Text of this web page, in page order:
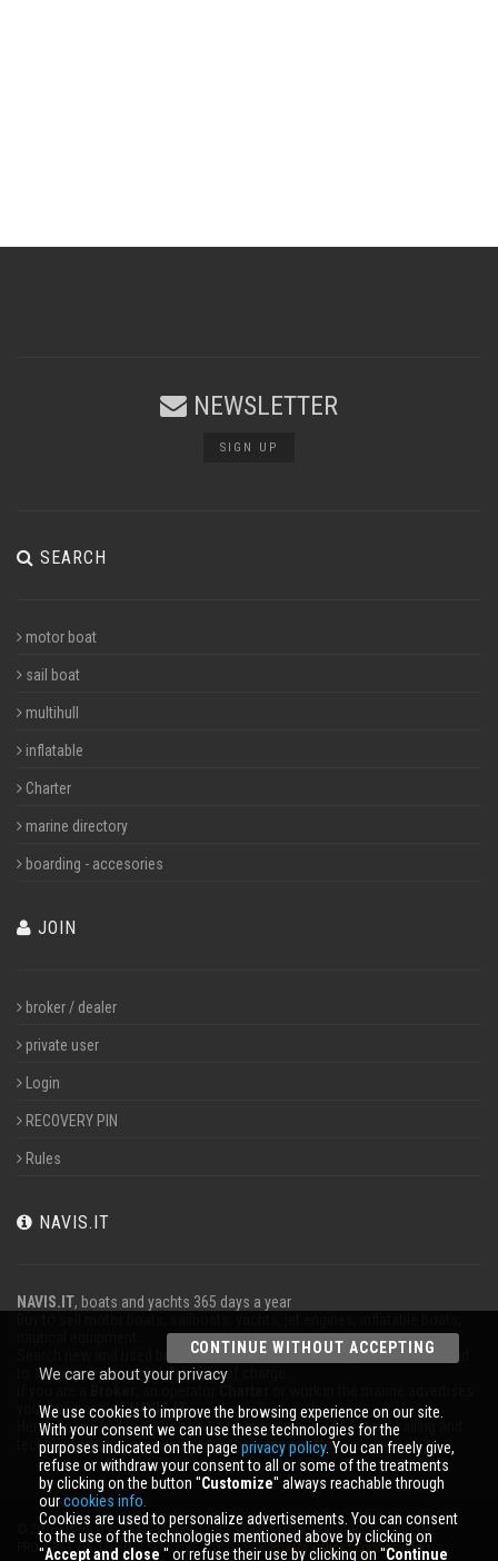
NEWSLETTER
SIGN UP
SEARCH
motor boat
sail boat
multihull
inflatable
Charter
marine directory
boarding - accesories
JOIN
broker / dealer
private user
Login
RECOVERY PIN
Rules
NAVIS.IT
NAVIS.IT, boats and yachts 365 days a year
Search new and used boats in our database or even post a classified ad
to sell your boat completely free of charge.
your business onNAVIS.IT.
Here you will find the latest news from the world of boating, sailing and
technical articles; stay updated with our newsletter.
© 2026 NAVIS.IT® TRADEMARKS, LOGOS TRADEMARKS AND BRANDS ARE THE
PROPERTY OF THEIR RESPECTIVE OWNERS. |Privacy policy|Cookies info
CONTINUE WITHOUT ACCEPTING
We care about your privacy
We use cookies to improve the browsing experience on our site.
With your consent we can use these technologies for the
purposes indicated on the page privacy policy. You can freely give,
refuse or withdraw your consent to all or some of the treatments
by clicking on the button ''Customize'' always reachable through
ourcookies info.
Cookies are used to personalize advertisements. You can consent
to the use of the technologies mentioned above by clicking on
''Accept and close '' or refuse their use by clicking on ''Continue